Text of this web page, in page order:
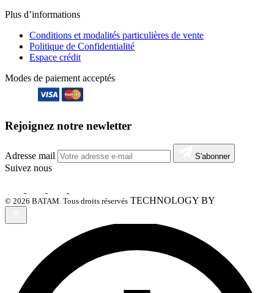
Plus d’informations
Conditions et modalités particulières de vente
Politique de Confidentialité
Espace crédit
Modes de paiement acceptés
Rejoignez notre newletter
Adresse mail S'abonner
Suivez nous
© 2026 BATAM. Tous droits réservés TECHNOLOGY BY